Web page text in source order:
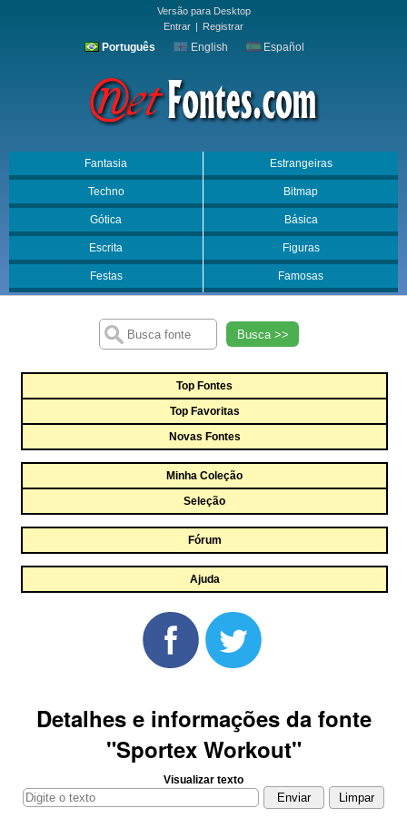
Versão para Desktop
Entrar | Registrar
Português English Español
Fantasia Estrangeiras
Techno Bitmap
Gótica Básica
Escrita Figuras
Festas Famosas
Busca >>
Top Fontes
Top Favoritas
Novas Fontes
Minha Coleção
Seleção
Fórum
Ajuda
Detalhes e informações da fonte
"Sportex Workout"
Visualizar texto